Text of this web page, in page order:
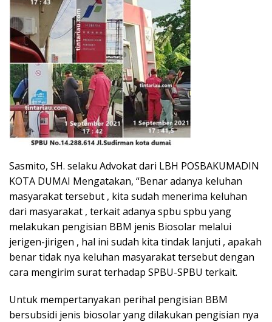
Sasmito, SH. selaku Advokat dari LBH POSBAKUMADIN
KOTA DUMAI Mengatakan, “Benar adanya keluhan
masyarakat tersebut , kita sudah menerima keluhan
dari masyarakat , terkait adanya spbu spbu yang
melakukan pengisian BBM jenis Biosolar melalui
jerigen-jirigen , hal ini sudah kita tindak lanjuti , apakah
benar tidak nya keluhan masyarakat tersebut dengan
cara mengirim surat terhadap SPBU-SPBU terkait.
Untuk mempertanyakan perihal pengisian BBM
bersubsidi jenis biosolar yang dilakukan pengisian nya